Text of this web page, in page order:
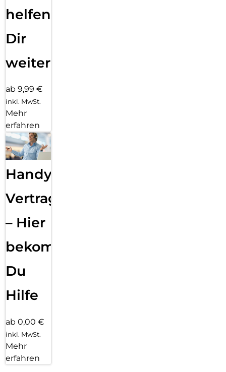
helfen
Dir
weiter
ab 9,99 €
inkl. MwSt.
Mehr
erfahren
Handy
Vertragsabwicklung
– Hier
bekommst
Du
Hilfe
ab 0,00 €
inkl. MwSt.
Mehr
erfahren